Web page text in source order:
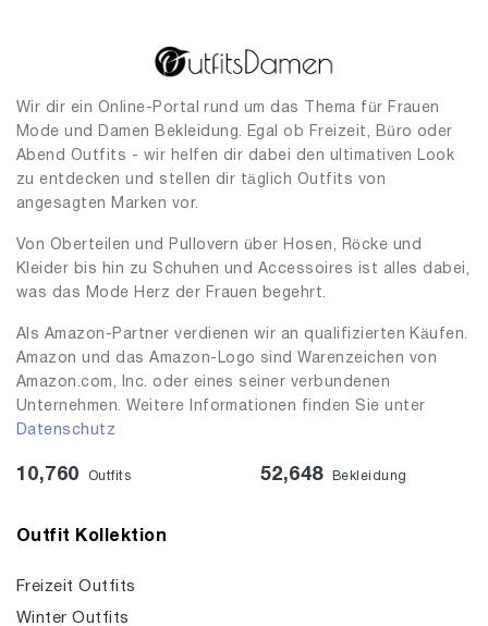
Wir dir ein Online-Portal rund um das Thema für Frauen
Mode und Damen Bekleidung. Egal ob Freizeit, Büro oder
Abend Outfits - wir helfen dir dabei den ultimativen Look
zu entdecken und stellen dir täglich Outfits von
angesagten Marken vor.
Von Oberteilen und Pullovern über Hosen, Röcke und
Kleider bis hin zu Schuhen und Accessoires ist alles dabei,
was das Mode Herz der Frauen begehrt.
Als Amazon-Partner verdienen wir an qualifizierten Käufen.
Amazon und das Amazon-Logo sind Warenzeichen von
Amazon.com, Inc. oder eines seiner verbundenen
Unternehmen. Weitere Informationen finden Sie unter
Datenschutz
10,760 Outfits 52,648 Bekleidung
Outfit Kollektion
Freizeit Outfits
Winter Outfits